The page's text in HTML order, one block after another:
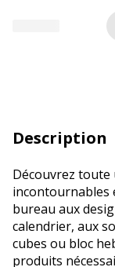
Description
Découvrez toute
incontournables
bureau aux
calendrier, aux
cubes ou bloc
produits